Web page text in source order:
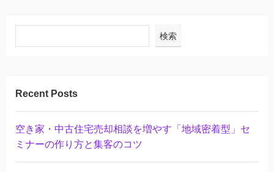
検索
Recent Posts
空き家・中古住宅売却相談を増やす「地域密着型」セ
ミナーの作り方と集客のコツ